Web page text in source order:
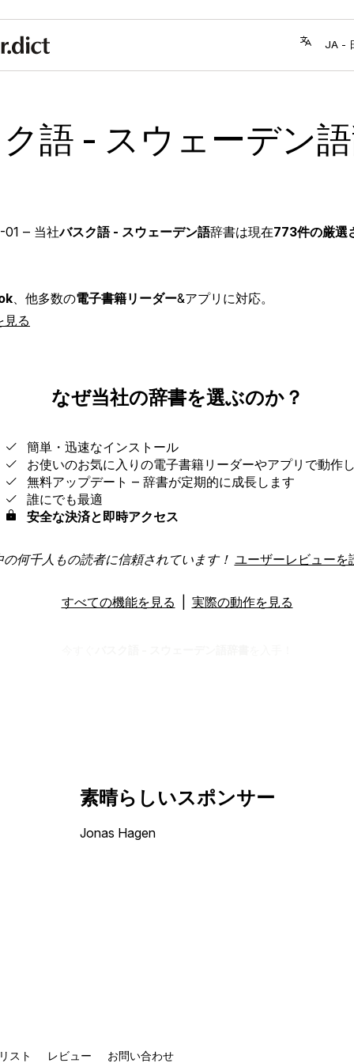
語 - スウェーデン
01 ‒ 当社バスク語 - スウェーデン語辞書は現在773件の厳選
、他多数の電子書籍リーダー&アプリに対応。
見る
なぜ当社の辞書を選ぶのか？
簡単・迅速なインストール
お使いのお気に入りの電子書籍リーダーやアプリで動作
無料アップデート ‒ 辞書が定期的に成長します
誰にでも最適
安全な決済と即時アクセス
何千人もの読者に信頼されています！ ユーザーレビューを
すべての機能を見る 実際の動作を見る
素晴らしいスポンサー
Jonas Hagen
スト レビュー お問い合わせ